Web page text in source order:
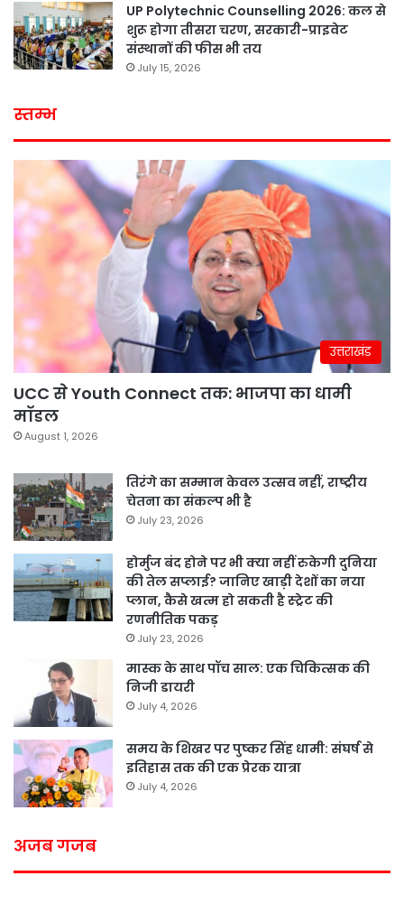
UP Polytechnic Counselling 2026: कल से
शुरू होगा तीसरा चरण, सरकारी-प्राइवेट
संस्थानों की फीस भी तय
July 15, 2026
स्तम्भ
उत्तराखंड
UCC से Youth Connect तक: भाजपा का धामी
मॉडल
August 1, 2026
तिरंगे का सम्मान केवल उत्सव नहीं, राष्ट्रीय
चेतना का संकल्प भी है
July 23, 2026
होर्मुज बंद होने पर भी क्या नहीं रुकेगी दुनिया
की तेल सप्लाई? जानिए खाड़ी देशों का नया
प्लान, कैसे खत्म हो सकती है स्ट्रेट की
रणनीतिक पकड़
July 23, 2026
मास्क के साथ पॉच साल: एक चिकित्सक की
निजी डायरी
July 4, 2026
समय के शिखर पर पुष्कर सिंह धामी: संघर्ष से
इतिहास तक की एक प्रेरक यात्रा
July 4, 2026
अजब गजब